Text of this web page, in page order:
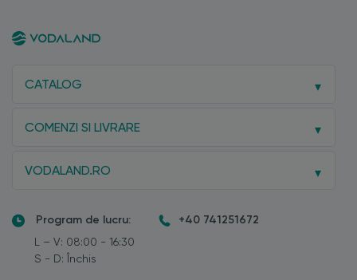
CATALOG
COMENZI SI LIVRARE
VODALAND.RO
Program de lucru:
L – V: 08:00 - 16:30
S - D: Închis
+40 741251672